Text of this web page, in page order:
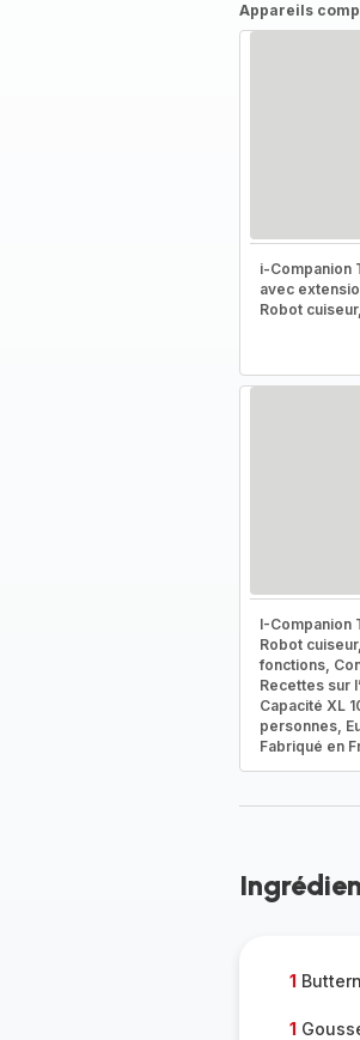
Appareils
i-Companion
avec
Robot
I-Companion
Robot
fonctions,
Recettes sur
Capacité XL
personnes,
Fabriqué en
1
1